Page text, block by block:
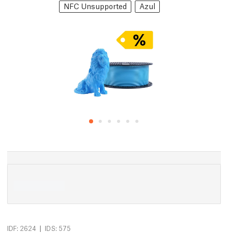
NFC Unsupported
Azul
IDF: 2624 | IDS: 575